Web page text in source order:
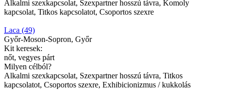
Alkalmi szexkapcsolat, Szexpartner hosszú távra, Komoly
kapcsolat, Titkos kapcsolatot, Csoportos szexre
Laca (49)
Győr-Moson-Sopron, Győr
Kit keresek:
nőt, vegyes párt
Milyen célból?
Alkalmi szexkapcsolat, Szexpartner hosszú távra, Titkos
kapcsolatot, Csoportos szexre, Exhibicionizmus / kukkolás